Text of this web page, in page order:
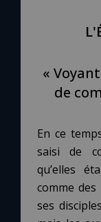
Le site internet
Prier au
Avec
«
de
En ce
saisi de
qu’elles
comme
ses